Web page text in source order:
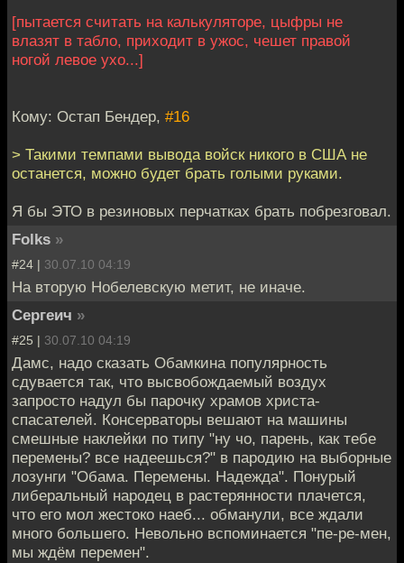
[пытается считать на калькуляторе, цыфры не
влазят в табло, приходит в ужос, чешет правой
ногой левое ухо...]
Кому: Остап Бендер, #16
> Такими темпами вывода войск никого в США не
останется, можно будет брать голыми руками.
Я бы ЭТО в резиновых перчатках брать побрезговал.
Folks »
#24 | 30.07.10 04:19
На вторую Нобелевскую метит, не иначе.
Сергеич »
#25 | 30.07.10 04:19
Дамс, надо сказать Обамкина популярность
сдувается так, что высвобождаемый воздух
запросто надул бы парочку храмов христа-
спасателей. Консерваторы вешают на машины
смешные наклейки по типу "ну чо, парень, как тебе
перемены? все надеешься?" в пародию на выборные
лозунги "Обама. Перемены. Надежда". Понурый
либеральный народец в растерянности плачется,
что его мол жестоко наеб... обманули, все ждали
много большего. Невольно вспоминается "пе-ре-мен,
мы ждём перемен".